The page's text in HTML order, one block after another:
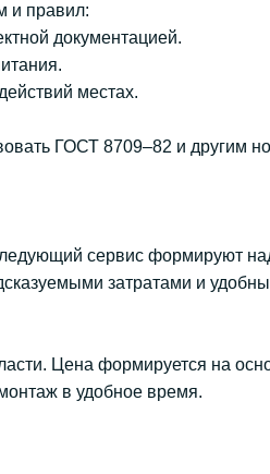
и правил:
документацией.
местах.
ГОСТ 8709–82 и другим
сервис формируют
затратами и
Цена формируется на
в удобное время.